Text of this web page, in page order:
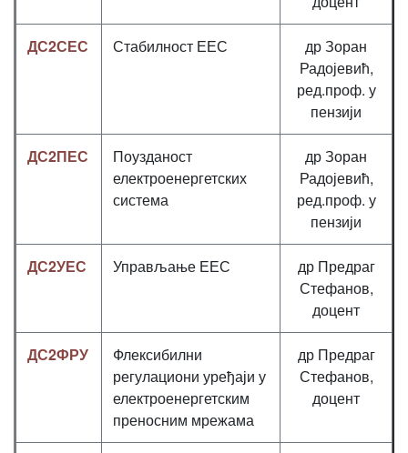
ДС2СЕС Стабилност ЕЕС
др Зоран
Радојевић,
ред.проф. у
пензији
ДС2ПЕС
Поузданост
електроенергетских
система
др Зоран
Радојевић,
ред.проф. у
пензији
ДС2УЕС Управљање ЕЕС
др Предраг
Стефанов,
доцент
ДС2ФРУ
Флексибилни
регулациони уређаји у
електроенергетским
преносним мрежама
др Предраг
Стефанов,
доцент